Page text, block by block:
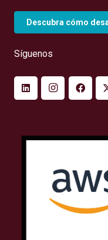
Descubra cómo
Síguenos